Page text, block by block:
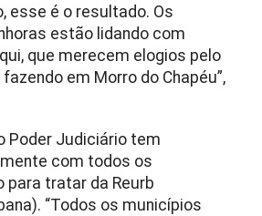
esse é o resultado. Os
estão lidando com
que merecem elogios pelo
em Morro do Chapéu”,
Poder Judiciário tem
com todos os
para tratar da Reurb
“Todos os municípios